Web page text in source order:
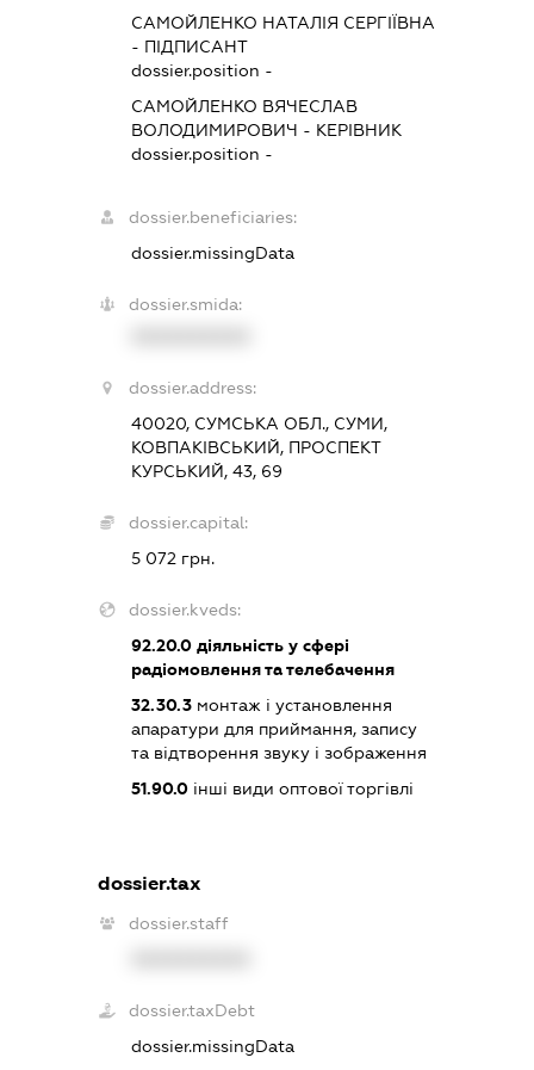
САМОЙЛЕНКО НАТАЛІЯ СЕРГІЇВНА
- ПІДПИСАНТ
dossier.position -
САМОЙЛЕНКО ВЯЧЕСЛАВ
ВОЛОДИМИРОВИЧ - КЕРІВНИК
dossier.position -
dossier.beneficiaries:
dossier.missingData
dossier.smida:
dossier.address:
40020, СУМСЬКА ОБЛ., СУМИ,
КОВПАКІВСЬКИЙ, ПРОСПЕКТ
КУРСЬКИЙ, 43, 69
dossier.capital:
5 072 грн.
dossier.kveds:
92.20.0 діяльність у сфері
радіомовлення та телебачення
32.30.3 монтаж і установлення
апаратури для приймання, запису
та відтворення звуку і зображення
51.90.0 інші види оптової торгівлі
dossier.tax
dossier.staff
dossier.taxDebt
dossier.missingData